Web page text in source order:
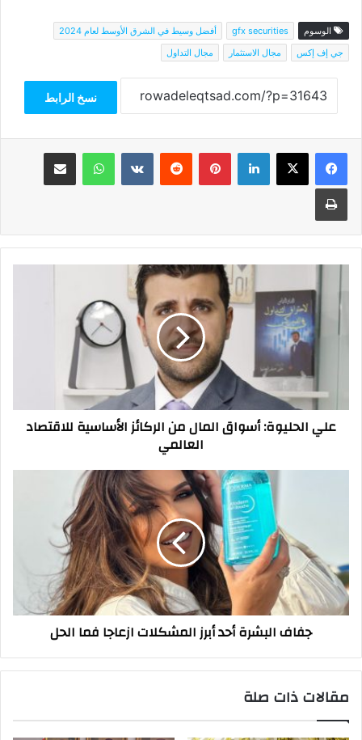
الوسوم gfx securities
أفضل وسيط في الشرق الأوسط لعام 2024
جي إف إكس
مجال الاستثمار مجال التداول
نسخ الرابط
فيسبوك‫X لينكدإن بينتيريست واتساب مشاركة عبر البريد
طباعة
الحليوة:
أسواق
المال
الأساسية
للاقتصاد
العالمي
علي الحليوة: أسواق المال من الركائز الأساسية للاقتصاد
العالمي
المشكلات
ازعاجا
فما
الحل
جفاف البشرة أحد أبرز المشكلات ازعاجا فما الحل
مقالات ذات صلة